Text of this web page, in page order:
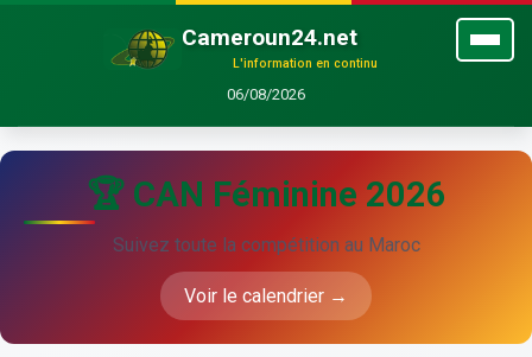
Cameroun24.net
L'information en continu
06/08/2026
🏆 CAN Féminine 2026
Suivez toute la compétition au Maroc
Voir le calendrier →